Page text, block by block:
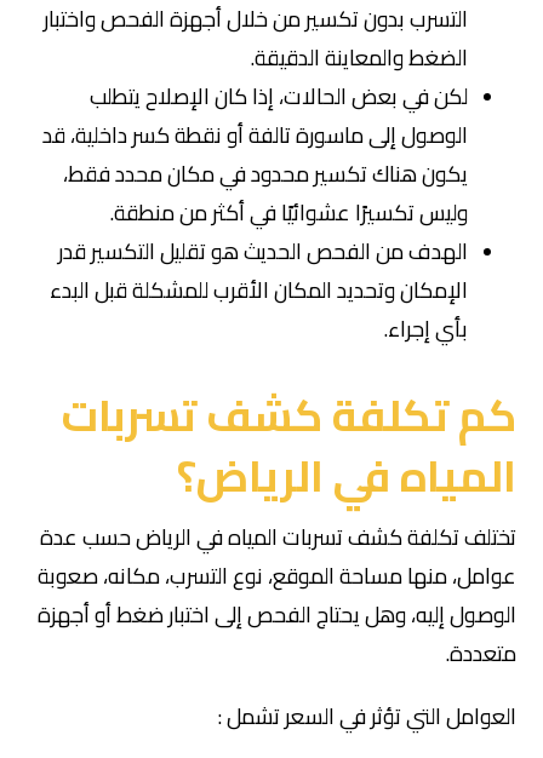
التسرب بدون تكسير من خلال أجهزة الفحص واختبار
الضغط والمعاينة الدقيقة.
لكن في بعض الحالات، إذا كان الإصلاح يتطلب
الوصول إلى ماسورة تالفة أو نقطة كسر داخلية، قد
يكون هناك تكسير محدود في مكان محدد فقط،
وليس تكسيرًا عشوائيًا في أكثر من منطقة.
الهدف من الفحص الحديث هو تقليل التكسير قدر
الإمكان وتحديد المكان الأقرب للمشكلة قبل البدء
بأي إجراء.
كم تكلفة كشف تسربات
المياه في الرياض؟
تختلف تكلفة كشف تسربات المياه في الرياض حسب عدة
عوامل، منها مساحة الموقع، نوع التسرب، مكانه، صعوبة
الوصول إليه، وهل يحتاج الفحص إلى اختبار ضغط أو أجهزة
متعددة.
العوامل التي تؤثر في السعر تشمل :